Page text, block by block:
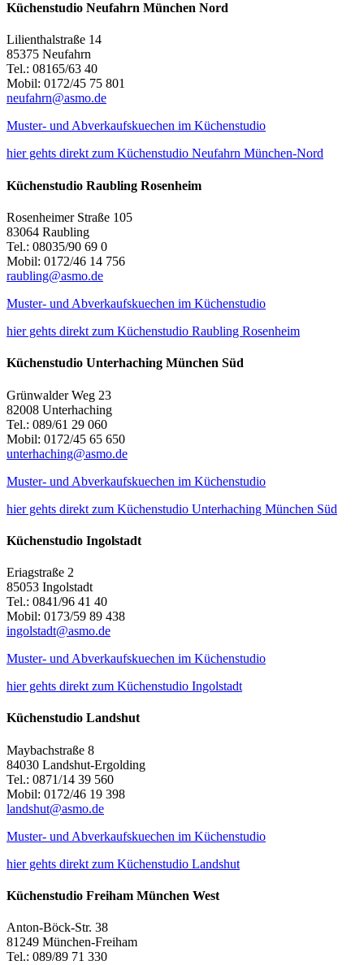
Küchenstudio Neufahrn München Nord
Lilienthalstraße 14
85375 Neufahrn
Tel.: 08165/63 40
Mobil: 0172/45 75 801
neufahrn@asmo.de
Muster- und Abverkaufskuechen im Küchenstudio
hier gehts direkt zum Küchenstudio Neufahrn München-Nord
Küchenstudio Raubling Rosenheim
Rosenheimer Straße 105
83064 Raubling
Tel.: 08035/90 69 0
Mobil: 0172/46 14 756
raubling@asmo.de
Muster- und Abverkaufskuechen im Küchenstudio
hier gehts direkt zum Küchenstudio Raubling Rosenheim
Küchenstudio Unterhaching München Süd
Grünwalder Weg 23
82008 Unterhaching
Tel.: 089/61 29 060
Mobil: 0172/45 65 650
unterhaching@asmo.de
Muster- und Abverkaufskuechen im Küchenstudio
hier gehts direkt zum Küchenstudio Unterhaching München Süd
Küchenstudio Ingolstadt
Eriagstraße 2
85053 Ingolstadt
Tel.: 0841/96 41 40
Mobil: 0173/59 89 438
ingolstadt@asmo.de
Muster- und Abverkaufskuechen im Küchenstudio
hier gehts direkt zum Küchenstudio Ingolstadt
Küchenstudio Landshut
Maybachstraße 8
84030 Landshut-Ergolding
Tel.: 0871/14 39 560
Mobil: 0172/46 19 398
landshut@asmo.de
Muster- und Abverkaufskuechen im Küchenstudio
hier gehts direkt zum Küchenstudio Landshut
Küchenstudio Freiham München West
Anton-Böck-Str. 38
81249 München-Freiham
Tel.: 089/89 71 330